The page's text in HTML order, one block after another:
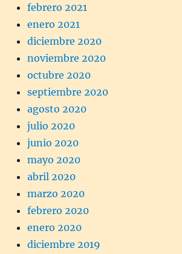
febrero 2021
enero 2021
diciembre 2020
noviembre 2020
octubre 2020
septiembre 2020
agosto 2020
julio 2020
junio 2020
mayo 2020
abril 2020
marzo 2020
febrero 2020
enero 2020
diciembre 2019